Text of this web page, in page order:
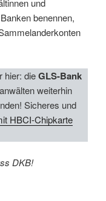
und
benennen,
hier: dieGLS-Bank
weiterhin
Sicheres und
HBCI-Chipkarte
DKB!